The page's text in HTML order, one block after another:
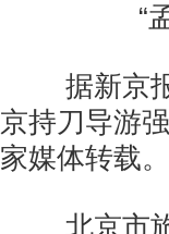
“
据新京
京持刀导游
家媒体转载。
北京市